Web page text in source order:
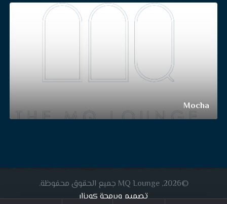
Mocha
©2026, MQ Lounge جميع الحقوق محفوظة.
تصميم وبرمجة كويزار